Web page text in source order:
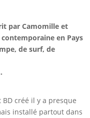
par Camomille et
en Pays
de surf, de
créé il y a presque
installé partout dans